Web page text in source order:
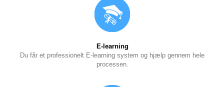
E-learning
Du får et professionelt E-learning system og hjælp gennem hele
processen.